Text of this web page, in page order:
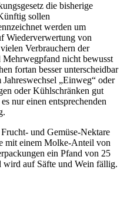
die bisherige
sollen
werden um
Wiederverwertung von
Verbrauchern der
nicht bewusst
fortan besser unterscheidbar
„Einweg“ oder
oder Kühlschränken gut
nur einen entsprechenden
und Gemüse-Nektare
mit einem Molke-Anteil von
ein Pfand von 25
wird auf Säfte und Wein fällig.